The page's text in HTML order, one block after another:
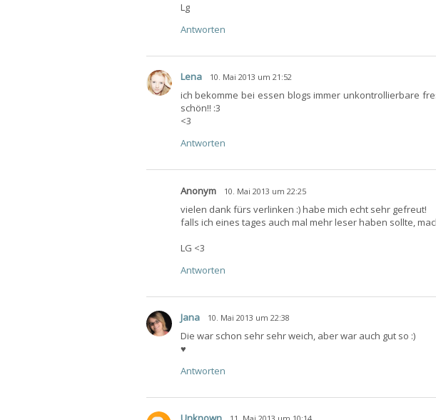
Lg
Antworten
Lena 10. Mai 2013 um 21:52
ich bekomme bei essen blogs immer unkontrollierbare
schön!! :3
<3
Antworten
Anonym 10. Mai 2013 um 22:25
vielen dank fürs verlinken :) habe mich echt sehr gefreut!
falls ich eines tages auch mal mehr leser haben sollte,
LG <3
Antworten
Jana 10. Mai 2013 um 22:38
Die war schon sehr sehr weich, aber war auch gut so :)
♥
Antworten